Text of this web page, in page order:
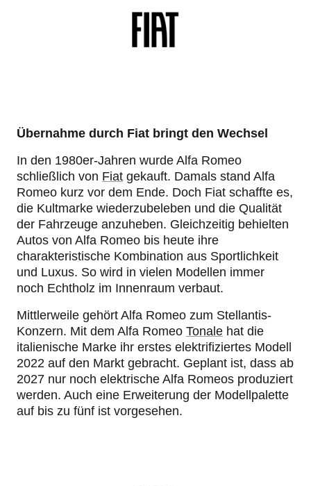
Übernahme durch Fiat bringt den Wechsel
In den 1980er-Jahren wurde Alfa Romeo
schließlich von Fiat gekauft. Damals stand Alfa
Romeo kurz vor dem Ende. Doch Fiat schaffte es,
die Kultmarke wiederzubeleben und die Qualität
der Fahrzeuge anzuheben. Gleichzeitig behielten
Autos von Alfa Romeo bis heute ihre
charakteristische Kombination aus Sportlichkeit
und Luxus. So wird in vielen Modellen immer
noch Echtholz im Innenraum verbaut.
Mittlerweile gehört Alfa Romeo zum Stellantis-
Konzern. Mit dem Alfa Romeo Tonale hat die
italienische Marke ihr erstes elektrifiziertes Modell
2022 auf den Markt gebracht. Geplant ist, dass ab
2027 nur noch elektrische Alfa Romeos produziert
werden. Auch eine Erweiterung der Modellpalette
auf bis zu fünf ist vorgesehen.